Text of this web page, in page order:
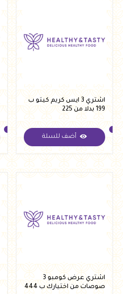
اشتري 3 ايس كريم كيتو ب
199 بدلا من 225
أضف للسلة
اشتري عرض كومبو 3
صوصات من اختيارك ب 444